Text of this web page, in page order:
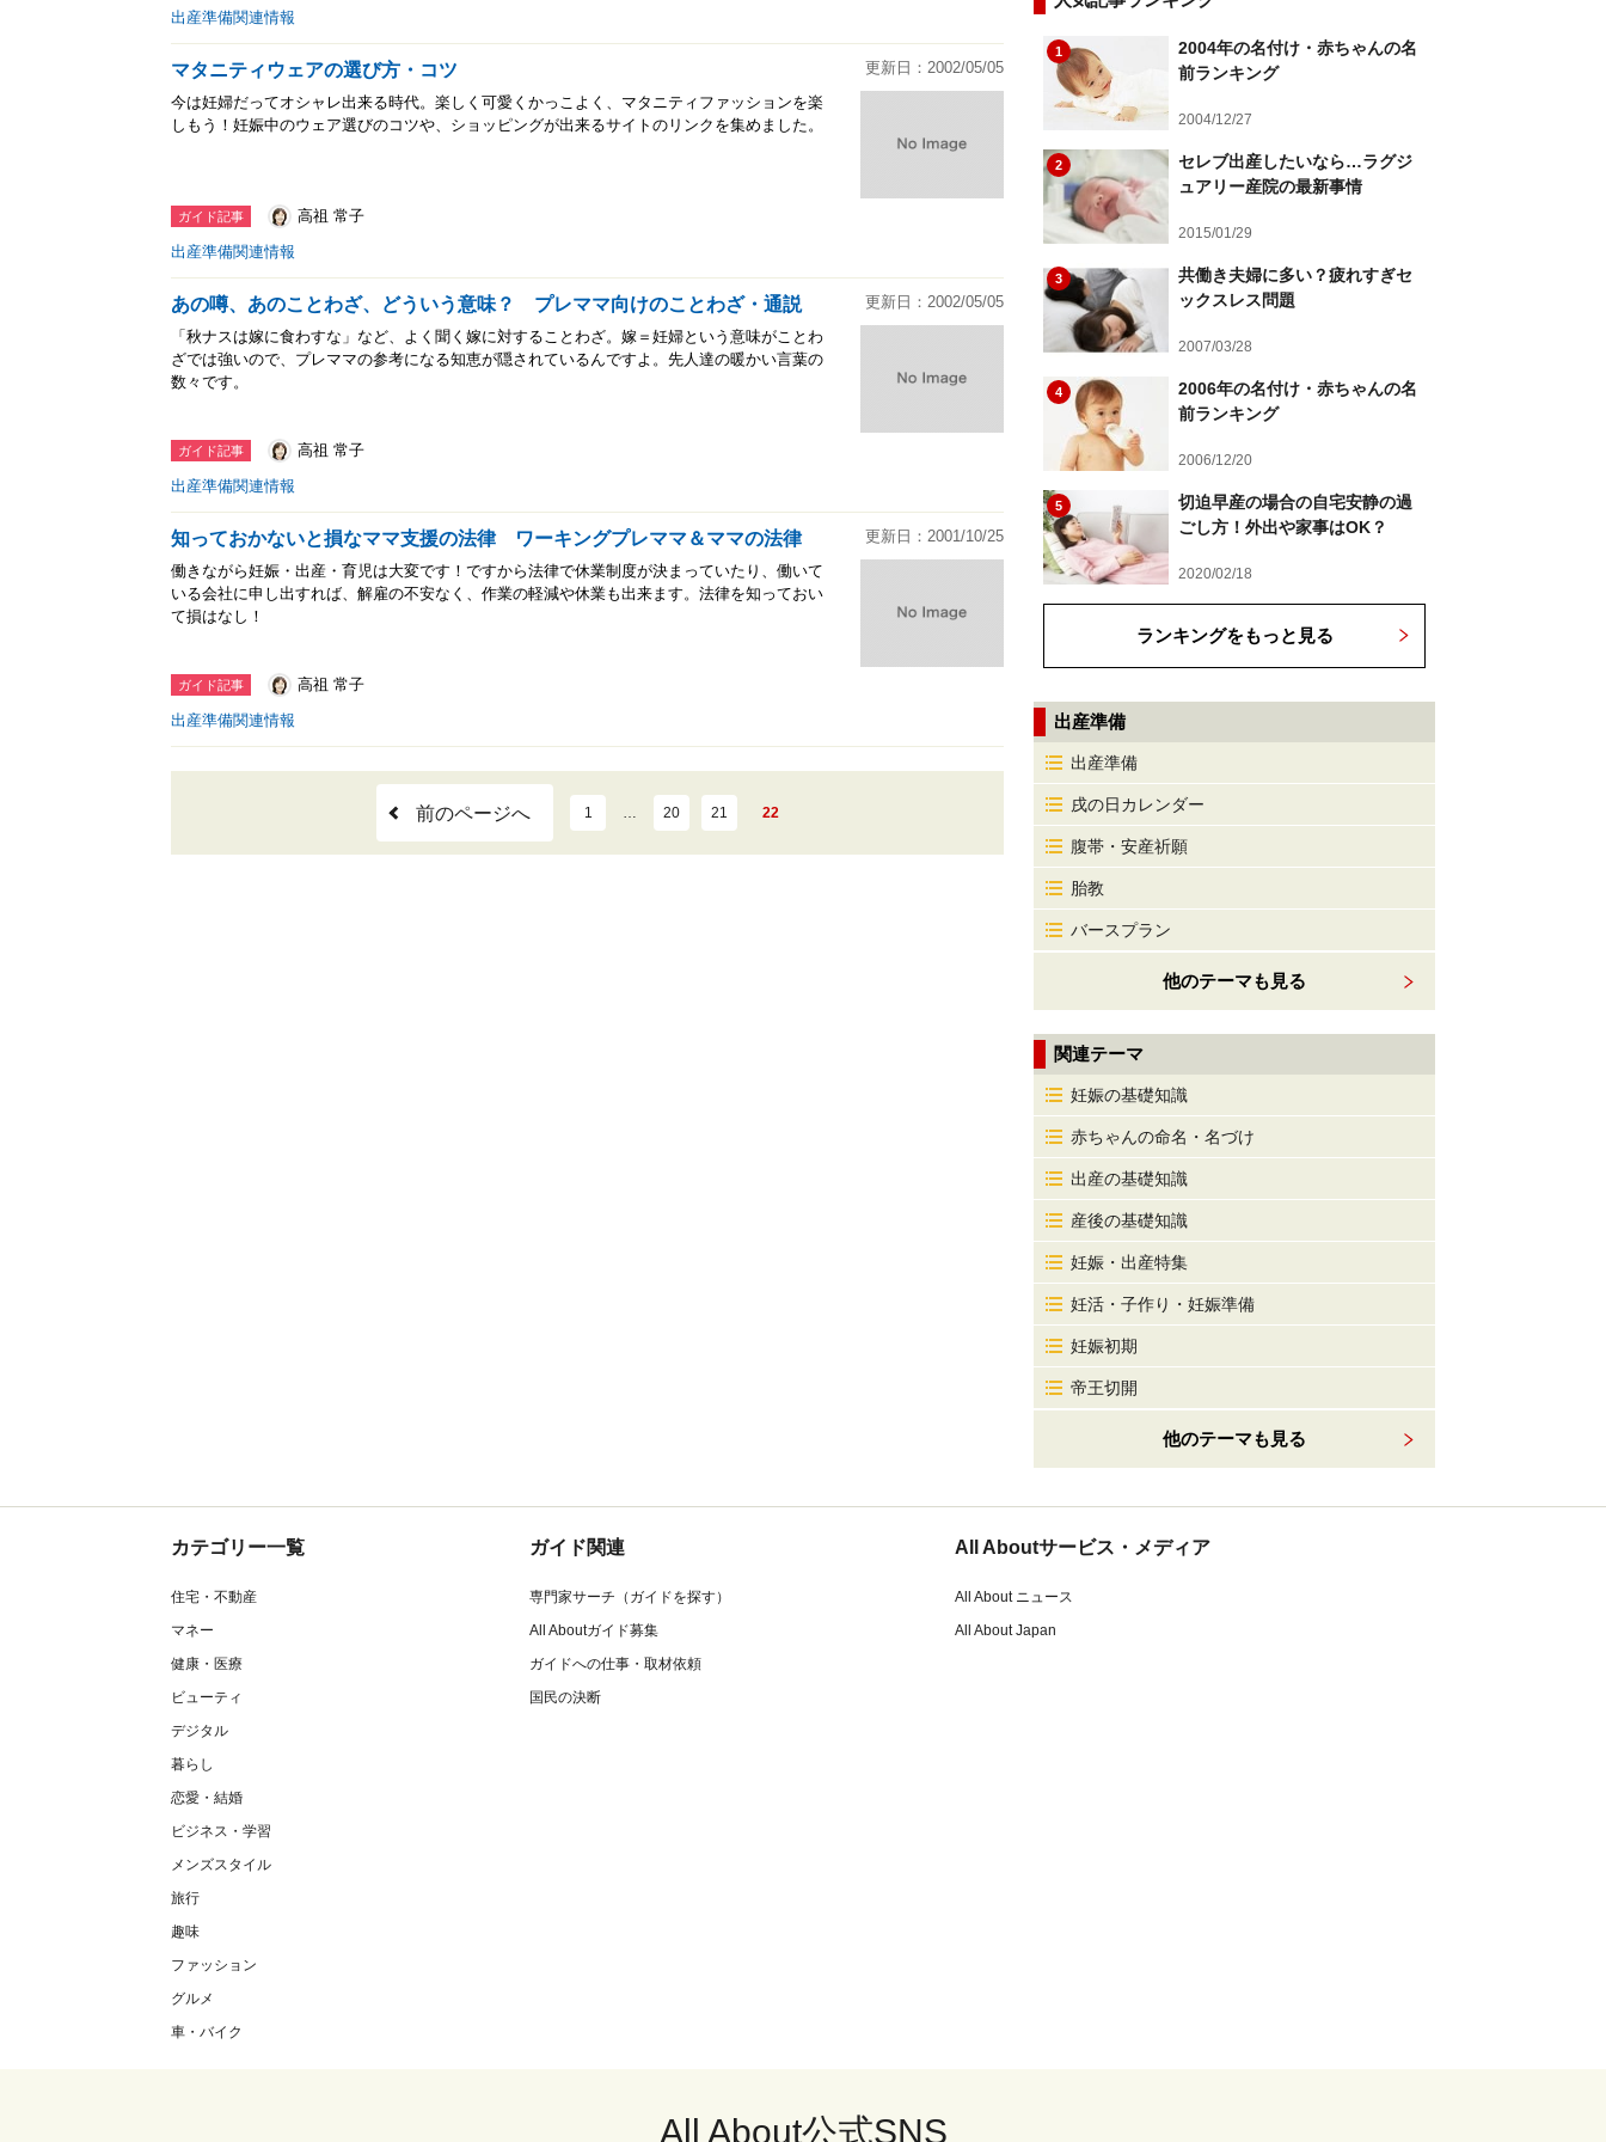
出産準備関連情報
マタニティウェアの選び方・コツ
更新日：2002/05/05
今は妊婦だってオシャレ出来る時代。楽しく可愛くかっこよく、マタニティファッションを楽
しもう！妊娠中のウェア選びのコツや、ショッピングが出来るサイトのリンクを集めました。
ガイド記事
高祖 常子
出産準備関連情報
あの噂、あのことわざ、どういう意味？ プレママ向けのことわざ・通説
更新日：2002/05/05
「秋ナスは嫁に食わすな」など、よく聞く嫁に対することわざ。嫁＝妊婦という意味がことわ
ざでは強いので、プレママの参考になる知恵が隠されているんですよ。先人達の暖かい言葉の
数々です。
ガイド記事
高祖 常子
出産準備関連情報
知っておかないと損なママ支援の法律 ワーキングプレママ＆ママの法律
更新日：2001/10/25
働きながら妊娠・出産・育児は大変です！ですから法律で休業制度が決まっていたり、働いて
いる会社に申し出すれば、解雇の不安なく、作業の軽減や休業も出来ます。法律を知っておい
て損はなし！
ガイド記事
高祖 常子
出産準備関連情報
前のページへ 1 … 20 21 22
1
2004年の名付け・赤ちゃんの名
前ランキング
2004/12/27
2
セレブ出産したいなら…ラグジ
ュアリー産院の最新事情
2015/01/29
3
共働き夫婦に多い？疲れすぎセ
ックスレス問題
2007/03/28
4
2006年の名付け・赤ちゃんの名
前ランキング
2006/12/20
5
切迫早産の場合の自宅安静の過
ごし方！外出や家事はOK？
2020/02/18
ランキングをもっと見る
出産準備
出産準備
戌の日カレンダー
腹帯・安産祈願
胎教
バースプラン
他のテーマも見る
関連テーマ
妊娠の基礎知識
赤ちゃんの命名・名づけ
出産の基礎知識
産後の基礎知識
妊娠・出産特集
妊活・子作り・妊娠準備
妊娠初期
帝王切開
他のテーマも見る
カテゴリー一覧
住宅・不動産
マネー
健康・医療
ビューティ
デジタル
暮らし
恋愛・結婚
ビジネス・学習
メンズスタイル
旅行
趣味
ファッション
グルメ
車・バイク
ガイド関連
専門家サーチ（ガイドを探す）
All Aboutガイド募集
ガイドへの仕事・取材依頼
国民の決断
All Aboutサービス・メディア
All About ニュース
All About Japan
All About公式SNS